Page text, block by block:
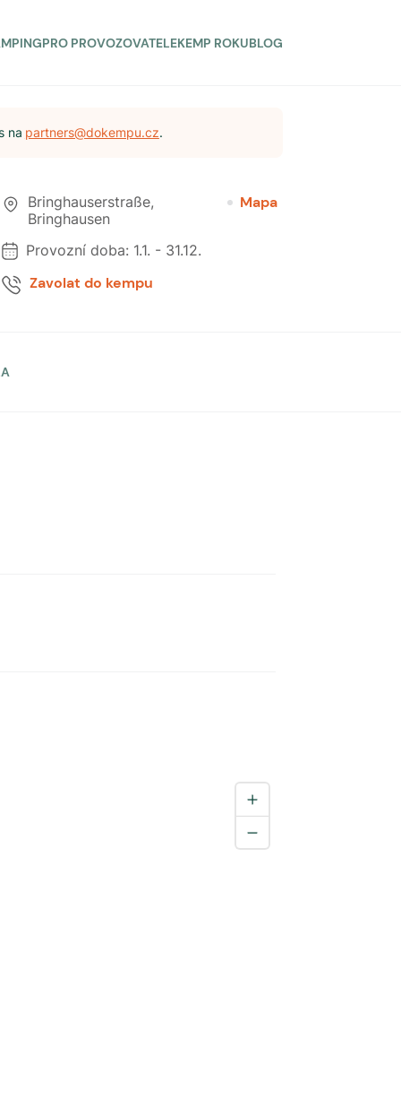
PRO PROVOZOVATELEKEMP ROKUBLOG
na partners@dokempu.cz.
Bringhauserstraße,
Bringhausen
Mapa
Provozní doba: 1.1. - 31.12.
Zavolat do kempu